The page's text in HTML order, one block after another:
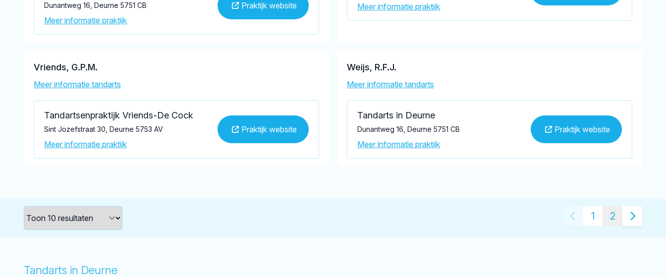
Dunantweg 16, Deurne 5751 CB
Meer informatie praktijk
Praktijk website Meer informatie praktijk
Vriends, G.P.M.
Meer informatie tandarts
Tandartsenpraktijk Vriends-De Cock
Sint Jozefstraat 30, Deurne 5753 AV
Meer informatie praktijk
Praktijk website
Weijs, R.F.J.
Meer informatie tandarts
Tandarts in Deurne
Dunantweg 16, Deurne 5751 CB
Meer informatie praktijk
Praktijk website
1 2
Tandarts in Deurne